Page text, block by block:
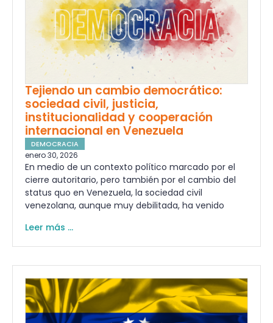
Tejiendo un cambio democrático:
sociedad civil, justicia,
institucionalidad y cooperación
internacional en Venezuela
DEMOCRACIA
enero 30, 2026
En medio de un contexto político marcado por el
cierre autoritario, pero también por el cambio del
status quo en Venezuela, la sociedad civil
venezolana, aunque muy debilitada, ha venido
Leer más ...